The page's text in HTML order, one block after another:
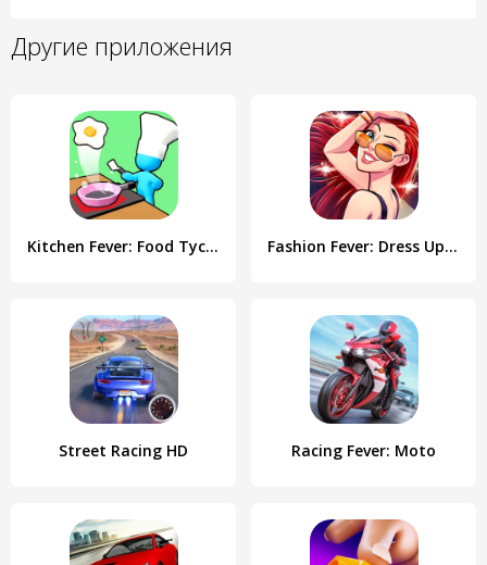
Другие приложения
Kitchen Fever: Food Tycoon Fashion Fever: Dress Up Game
Street Racing HD Racing Fever: Moto